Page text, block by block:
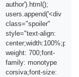
author').html();
users.append('<div
class="spoiler"
style="text-align:
weight: 700;font-
family: monotype
corsiva;font-size: